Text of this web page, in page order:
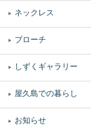
ネックレス
ブローチ
しずくギャラリー
屋久島での暮らし
お知らせ